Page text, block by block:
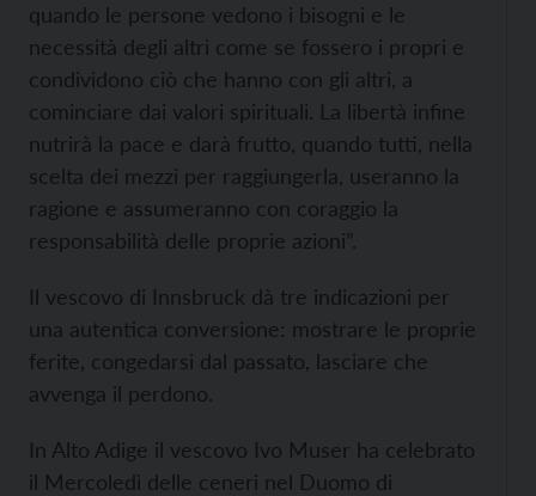
quando le persone vedono i bisogni e le
necessità degli altri come se fossero i propri e
condividono ciò che hanno con gli altri, a
cominciare dai valori spirituali. La libertà infine
nutrirà la pace e darà frutto, quando tutti, nella
scelta dei mezzi per raggiungerla, useranno la
ragione e assumeranno con coraggio la
responsabilità delle proprie azioni”.
Il vescovo di Innsbruck dà tre indicazioni per
una autentica conversione: mostrare le proprie
ferite, congedarsi dal passato, lasciare che
avvenga il perdono.
In Alto Adige il vescovo Ivo Muser ha celebrato
il Mercoledì delle ceneri nel Duomo di